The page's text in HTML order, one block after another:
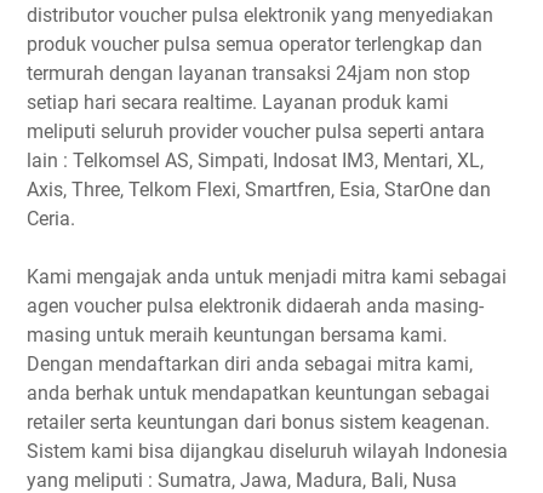
distributor voucher pulsa elektronik yang menyediakan
produk voucher pulsa semua operator terlengkap dan
termurah dengan layanan transaksi 24jam non stop
setiap hari secara realtime. Layanan produk kami
meliputi seluruh provider voucher pulsa seperti antara
lain : Telkomsel AS, Simpati, Indosat IM3, Mentari, XL,
Axis, Three, Telkom Flexi, Smartfren, Esia, StarOne dan
Ceria.
Kami mengajak anda untuk menjadi mitra kami sebagai
agen voucher pulsa elektronik didaerah anda masing-
masing untuk meraih keuntungan bersama kami.
Dengan mendaftarkan diri anda sebagai mitra kami,
anda berhak untuk mendapatkan keuntungan sebagai
retailer serta keuntungan dari bonus sistem keagenan.
Sistem kami bisa dijangkau diseluruh wilayah Indonesia
yang meliputi : Sumatra, Jawa, Madura, Bali, Nusa